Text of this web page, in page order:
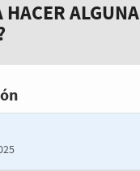
HACER ALGUNA